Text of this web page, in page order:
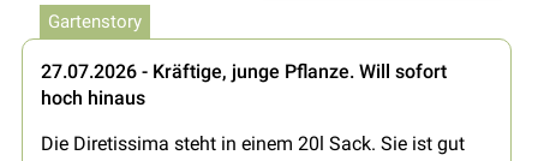
Gartenstory
27.07.2026 - Kräftige, junge Pflanze. Will sofort
hoch hinaus
Die Diretissima steht in einem 20l Sack. Sie ist gut